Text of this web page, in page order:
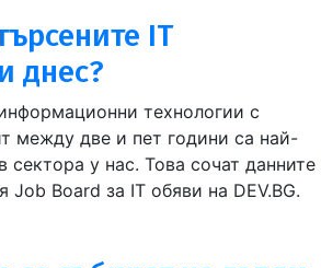
IT
днес?
технологии с
между две и пет години са най-
сектора у нас. Това сочат данните
Job Board за IT обяви на DEV.BG.